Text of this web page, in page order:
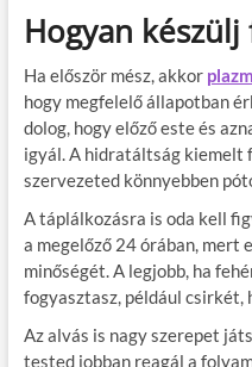
Hogyan készülj
Ha először mész, akkor
hogy megfelelő állapotban
dolog, hogy előző este és
igyál. A hidratáltság kiemelt
szervezeted könnyebben
A táplálkozásra is oda kell
a megelőző 24 órában, mert
minőségét. A legjobb, ha
fogyasztasz, például csirkét,
Az alvás is nagy szerepet
tested jobban reagál a